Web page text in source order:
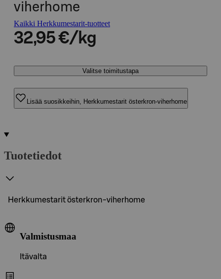
viherhome
Kaikki Herkkumestarit-tuotteet
32,95 €/kg
Valitse toimitustapa
Lisää suosikkeihin, Herkkumestarit österkron-viherhome
Tuotetiedot
Herkkumestarit österkron-viherhome
Valmistusmaa
Itävalta